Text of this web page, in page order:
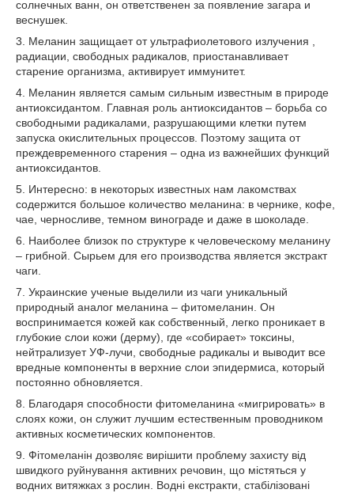
солнечных ванн, он ответственен за появление загара и
веснушек.
3. Меланин защищает от ультрафиолетового излучения ,
радиации, свободных радикалов, приостанавливает
старение организма, активирует иммунитет.
4. Меланин является самым сильным известным в природе
антиоксидантом. Главная роль антиоксидантов – борьба со
свободными радикалами, разрушающими клетки путем
запуска окислительных процессов. Поэтому защита от
преждевременного старения – одна из важнейших функций
антиоксидантов.
5. Интересно: в некоторых известных нам лакомствах
содержится большое количество меланина: в чернике, кофе,
чае, черносливе, темном винограде и даже в шоколаде.
6. Наиболее близок по структуре к человеческому меланину
– грибной. Сырьем для его производства является экстракт
чаги.
7. Украинские ученые выделили из чаги уникальный
природный аналог меланина – фитомеланин. Он
воспринимается кожей как собственный, легко проникает в
глубокие слои кожи (дерму), где «собирает» токсины,
нейтрализует УФ-лучи, свободные радикалы и выводит все
вредные компоненты в верхние слои эпидермиса, который
постоянно обновляется.
8. Благодаря способности фитомеланина «мигрировать» в
слоях кожи, он служит лучшим естественным проводником
активных косметических компонентов.
9. Фітомеланін дозволяє вирішити проблему захисту від
швидкого руйнування активних речовин, що містяться у
водних витяжках з рослин. Водні екстракти, стабілізовані